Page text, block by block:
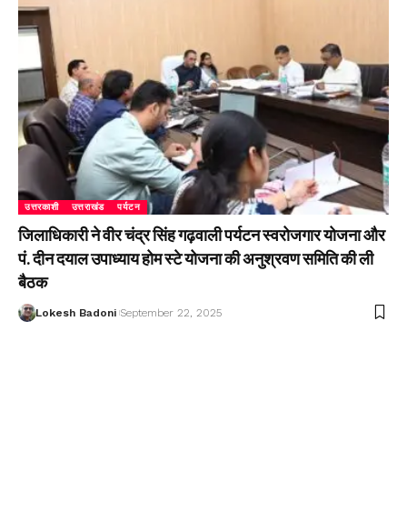
उत्तरकाशी उत्तराखंड पर्यटन
जिलाधिकारी ने वीर चंद्र सिंह गढ़वाली पर्यटन स्वरोजगार योजना और
पं. दीन दयाल उपाध्याय होम स्टे योजना की अनुश्रवण समिति की ली
बैठक
Lokesh Badoni September 22, 2025